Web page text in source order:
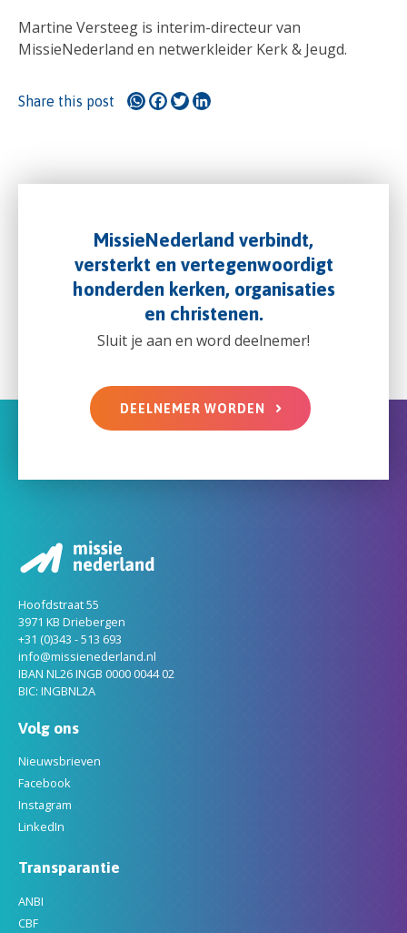
Martine Versteeg is interim-directeur van
MissieNederland en netwerkleider Kerk & Jeugd.
Share this post WhatsApp
Facebook
Twitter
MissieNederland verbindt,
versterkt en vertegenwoordigt
honderden kerken, organisaties
en christenen.
Sluit je aan en word deelnemer!
DEELNEMER WORDEN
Hoofdstraat 55
3971 KB Driebergen
+31 (0)343 - 513 693
info@missienederland.nl
IBAN NL26 INGB 0000 0044 02
BIC: INGBNL2A
Volg ons
Nieuwsbrieven
Facebook
Instagram
LinkedIn
Transparantie
ANBI
CBF